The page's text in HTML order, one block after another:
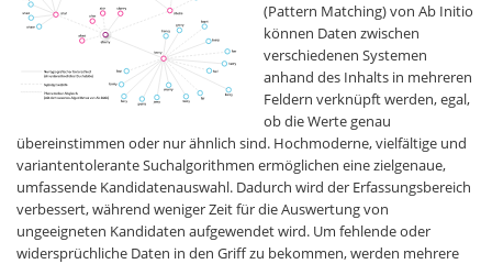
(Pattern Matching) von Ab Initio
können Daten zwischen
verschiedenen Systemen
anhand des Inhalts in mehreren
Feldern verknüpft werden, egal,
ob die Werte genau
übereinstimmen oder nur ähnlich sind. Hochmoderne, vielfältige und
variantentolerante Suchalgorithmen ermöglichen eine zielgenaue,
umfassende Kandidatenauswahl. Dadurch wird der Erfassungsbereich
verbessert, während weniger Zeit für die Auswertung von
ungeeigneten Kandidaten aufgewendet wird. Um fehlende oder
widersprüchliche Daten in den Griff zu bekommen, werden mehrere